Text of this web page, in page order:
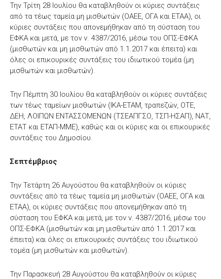
Την Τρίτη 28 Ιουλίου θα καταβληθούν οι κύριες συντάξεις
από τα τέως ταμεία μη μισθωτών (ΟΑΕΕ, ΟΓΑ και ΕΤΑΑ), οι
κύριες συντάξεις που απονεμήθηκαν από τη σύσταση του
ΕΦΚΑ και μετά, με τον ν. 4387/2016, μέσω του ΟΠΣ-ΕΦΚΑ
(μισθωτών και μη μισθωτών από 1.1.2017 και έπειτα) και
όλες οι επικουρικές συντάξεις του ιδιωτικού τομέα (μη
μισθωτών και μισθωτών).
Την Πέμπτη 30 Ιουλίου θα καταβληθούν οι κύριες συντάξεις
των τέως ταμείων μισθωτών (ΙΚΑ-ΕΤΑΜ, τραπεζών, ΟΤΕ,
ΔΕΗ, ΛΟΙΠΩΝ ΕΝΤΑΣΣΟΜΕΝΩΝ (ΤΣΕΑΠΓΣΟ, ΤΣΠ-ΗΣΑΠ), ΝΑΤ,
ΕΤΑΤ και ΕΤΑΠ-ΜΜΕ), καθώς και οι κύριες και οι επικουρικές
συντάξεις του Δημοσίου.
Σεπτέμβριος
Την Τετάρτη 26 Αυγούστου θα καταβληθούν οι κύριες
συντάξεις από τα τέως ταμεία μη μισθωτών (ΟΑΕΕ, ΟΓΑ και
ΕΤΑΑ), οι κύριες συντάξεις που απονεμήθηκαν από τη
σύσταση του ΕΦΚΑ και μετά, με τον ν. 4387/2016, μέσω του
ΟΠΣ-ΕΦΚΑ (μισθωτών και μη μισθωτών από 1.1.2017 και
έπειτα) και όλες οι επικουρικές συντάξεις του ιδιωτικού
τομέα (μη μισθωτών και μισθωτών).
Την Παρασκευή 28 Αυγούστου θα καταβληθούν οι κύριες